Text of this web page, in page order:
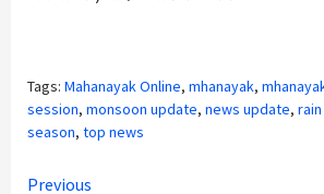
Tags: Mahanayak Online, mhanayak,
session, monsoon update, news update,
season, top news
Previous